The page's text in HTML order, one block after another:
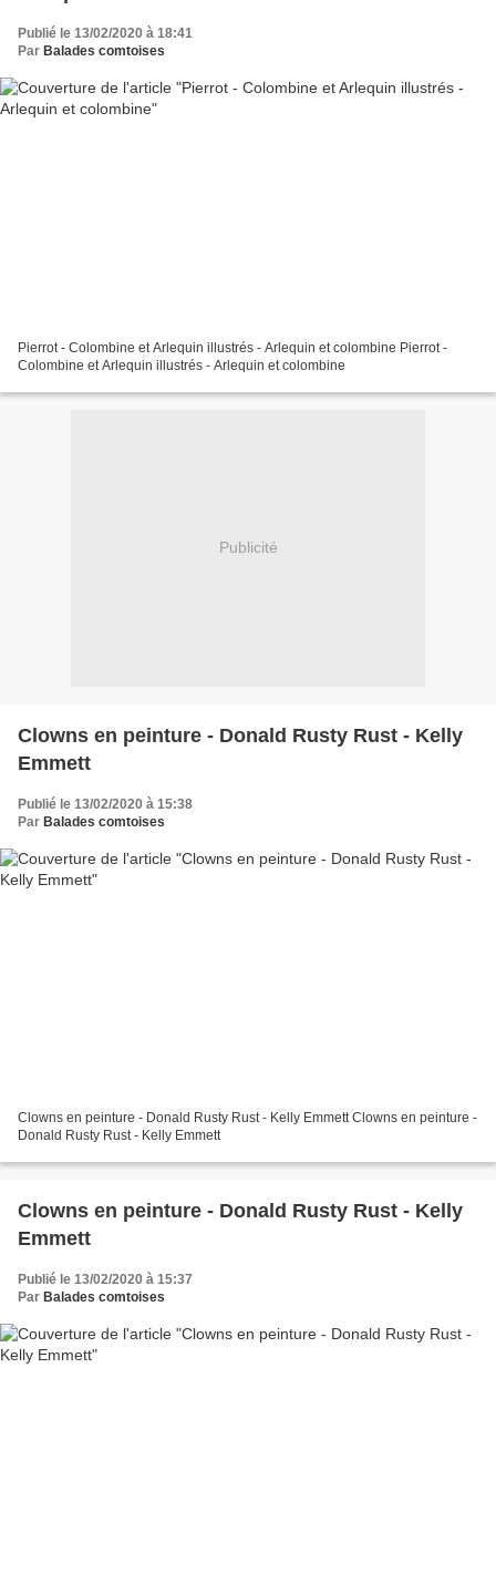
Publié le 13/02/2020 à 18:41
Par Balades comtoises
Pierrot - Colombine et Arlequin illustrés - Arlequin et colombine Pierrot -
Colombine et Arlequin illustrés - Arlequin et colombine
Publicité
Clowns en peinture - Donald Rusty Rust - Kelly
Emmett
Publié le 13/02/2020 à 15:38
Par Balades comtoises
Clowns en peinture - Donald Rusty Rust - Kelly Emmett Clowns en peinture -
Donald Rusty Rust - Kelly Emmett
Clowns en peinture - Donald Rusty Rust - Kelly
Emmett
Publié le 13/02/2020 à 15:37
Par Balades comtoises